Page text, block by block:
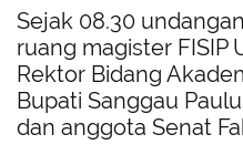
Sejak 08.30
ruang magister FISIP
Rektor Bidang
Bupati Sanggau
dan anggota Senat